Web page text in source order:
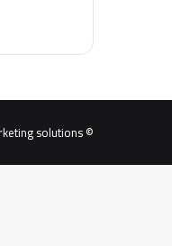
© Copyright 2026, All Rights Reserved |
solutions